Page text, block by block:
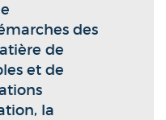
des
de
et de
la